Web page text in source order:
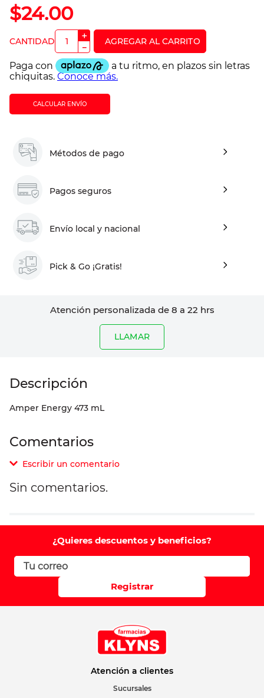
$24.00
＋
－
CALCULAR ENVÍO
Métodos de pago
Pagos seguros
Envío local y nacional
Pick & Go ¡Gratis!
Atención personalizada de 8 a 22 hrs
LLAMAR
Amper Energy 473 mL
Comentarios
Escribir un comentario
Comentario
Califique el producto de 1 a 5 estrellas
Correo electrónico
Sin comentarios.
¿Quieres descuentos y beneficios?
Registrar
Atención a clientes
Sucursales